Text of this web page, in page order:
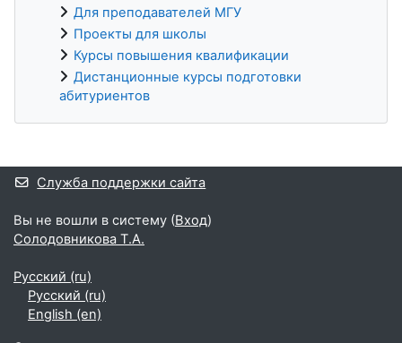
Для преподавателей МГУ
Проекты для школы
Курсы повышения квалификации
Дистанционные курсы подготовки
абитуриентов
Дополнительные блоки
Служба поддержки сайта
Вы не вошли в систему (Вход)
Солодовникова Т.А.
Русский ‎(ru)‎
Русский ‎(ru)‎
English ‎(en)‎